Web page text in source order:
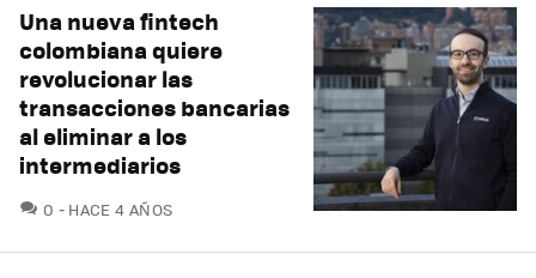
Una nueva fintech
colombiana quiere
revolucionar las
transacciones bancarias
al eliminar a los
intermediarios
0 COMENTARIOS
HACE 4 AÑOS